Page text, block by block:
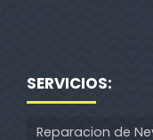
SERVICIOS:
Reparacion de